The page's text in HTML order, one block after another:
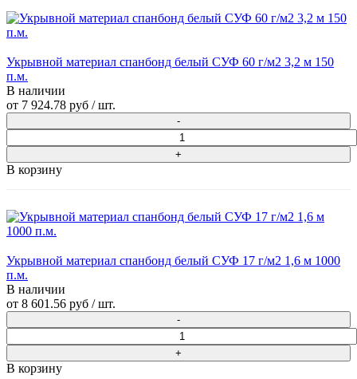
Укрывной материал спанбонд белый СУФ 60 г/м2 3,2 м 150
п.м.
В наличии
от 7 924.78 руб / шт.
В корзину
Укрывной материал спанбонд белый СУФ 17 г/м2 1,6 м 1000
п.м.
В наличии
от 8 601.56 руб / шт.
В корзину